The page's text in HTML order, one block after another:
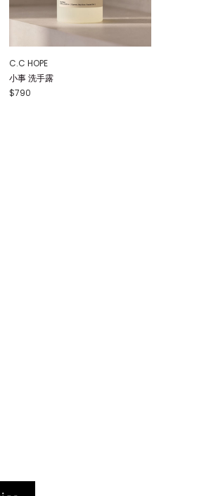
C.C HOPE
小事 洗手露
$790